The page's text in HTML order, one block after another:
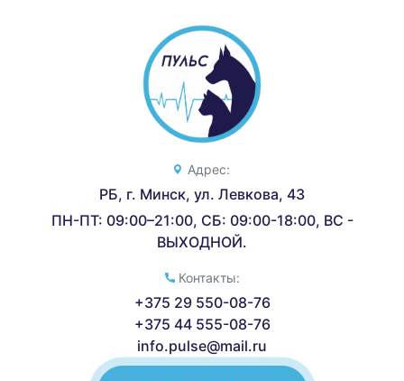
Адрес:
РБ, г. Минск, ул. Левкова, 43
ПН-ПТ: 09:00–21:00, СБ: 09:00-18:00, ВС -
ВЫХОДНОЙ.
Контакты:
+375 29 550-08-76
+375 44 555-08-76
info.pulse@mail.ru